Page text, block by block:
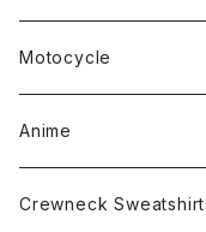
Motocycle
Anime
Crewneck